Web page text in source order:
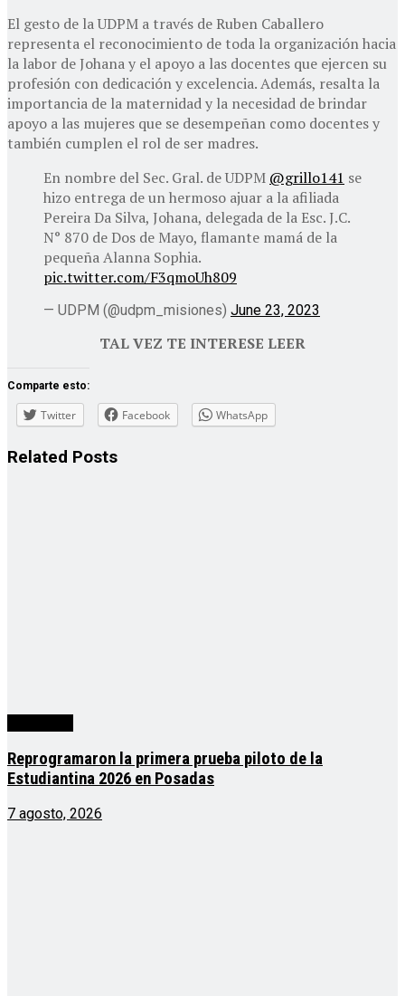
El gesto de la UDPM a través de Ruben Caballero
representa el reconocimiento de toda la organización hacia
la labor de Johana y el apoyo a las docentes que ejercen su
profesión con dedicación y excelencia. Además, resalta la
importancia de la maternidad y la necesidad de brindar
apoyo a las mujeres que se desempeñan como docentes y
también cumplen el rol de ser madres.
En nombre del Sec. Gral. de UDPM @grillo141 se
hizo entrega de un hermoso ajuar a la afiliada
Pereira Da Silva, Johana, delegada de la Esc. J.C.
N° 870 de Dos de Mayo, flamante mamá de la
pequeña Alanna Sophia.
pic.twitter.com/F3qmoUh809
— UDPM (@udpm_misiones) June 23, 2023
TAL VEZ TE INTERESE LEER
Comparte esto:
Twitter Facebook WhatsApp
Related Posts
Reprogramaron la primera prueba piloto de la
Estudiantina 2026 en Posadas
7 agosto, 2026